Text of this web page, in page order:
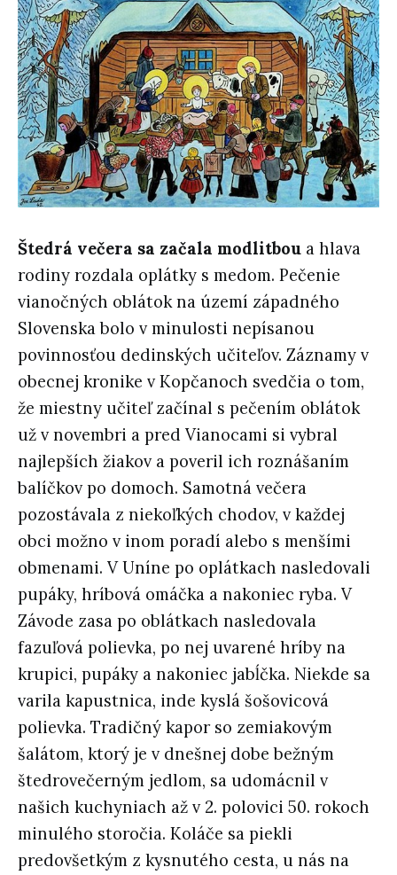
Štedrá večera sa začala modlitbou a hlava
rodiny rozdala oplátky s medom. Pečenie
vianočných oblátok na území západného
Slovenska bolo v minulosti nepísanou
povinnosťou dedinských učiteľov. Záznamy v
obecnej kronike v Kopčanoch svedčia o tom,
že miestny učiteľ začínal s pečením oblátok
už v novembri a pred Vianocami si vybral
najlepších žiakov a poveril ich roznášaním
balíčkov po domoch. Samotná večera
pozostávala z niekoľkých chodov, v každej
obci možno v inom poradí alebo s menšími
obmenami. V Uníne po oplátkach nasledovali
pupáky, hríbová omáčka a nakoniec ryba. V
Závode zasa po oblátkach nasledovala
fazuľová polievka, po nej uvarené hríby na
krupici, pupáky a nakoniec jabĺčka. Niekde sa
varila kapustnica, inde kyslá šošovicová
polievka. Tradičný kapor so zemiakovým
šalátom, ktorý je v dnešnej dobe bežným
štedrovečerným jedlom, sa udomácnil v
našich kuchyniach až v 2. polovici 50. rokoch
minulého storočia. Koláče sa piekli
predovšetkým z kysnutého cesta, u nás na